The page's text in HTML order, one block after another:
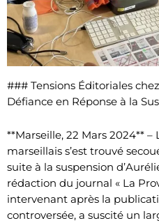
### Tensions Éditoriales
Défiance en Réponse à la
**Marseille, 22 Mars 2024**
marseillais s’est trouvé
suite à la suspension
rédaction du journal « La
intervenant après la
controversée, a suscité un